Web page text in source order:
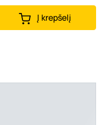
Į krepšelį